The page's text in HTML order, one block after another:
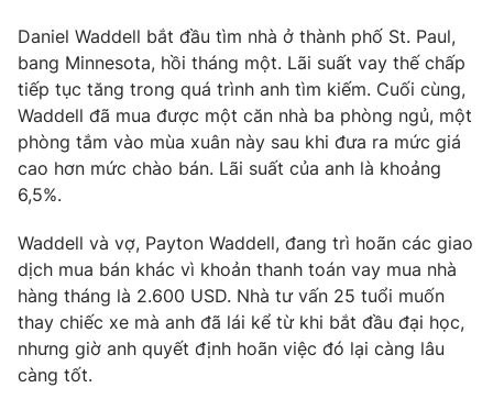
VTV9 VTV8
Liên hệ tòa soạn English
THỜI BÁO VTV
Theo dõi báo trên
Cơ quan chủ quản:
Đài Truyền hình Việt Nam
Cơ quan báo chí:
Daniel Waddell bắt đầu tìm nhà ở thành phố St. Paul,
bang Minnesota, hồi tháng một. Lãi suất vay thế chấp
tiếp tục tăng trong quá trình anh tìm kiếm. Cuối cùng,
Waddell đã mua được một căn nhà ba phòng ngủ, một
phòng tắm vào mùa xuân này sau khi đưa ra mức giá
cao hơn mức chào bán. Lãi suất của anh là khoảng
6,5%.
Waddell và vợ, Payton Waddell, đang trì hoãn các giao
dịch mua bán khác vì khoản thanh toán vay mua nhà
hàng tháng là 2.600 USD. Nhà tư vấn 25 tuổi muốn
thay chiếc xe mà anh đã lái kể từ khi bắt đầu đại học,
nhưng giờ anh quyết định hoãn việc đó lại càng lâu
càng tốt.